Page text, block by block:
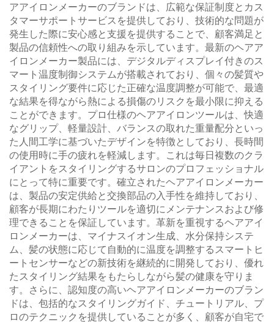
アアイロンメーカーのブランドは、広範な保証制度とカス
タマーサポートサービスを提供しており、技術的な問題が
発生した際に安心感と支援を提供することで、顧客満足と
製品の信頼性への取り組みを示しています。最新のヘアア
イロンメーカー製品には、デジタルディスプレイ付きのス
マート温度制御システムが搭載されており、個々の髪質や
スタイリング要件に応じた正確な温度調整が可能で、最適
な結果を得ながら熱による損傷のリスクを最小限に抑える
ことができます。プロ仕様のヘアアイロンツールは、快適
なグリップ、軽量設計、バランスの取れた重量配分といっ
た人間工学に基づいたデザインを特徴としており、長時間
の使用時に手の疲れを軽減します。これは毎日複数のクラ
イアントをスタイリングするサロンのプロフェッショナル
にとって特に重要です。確立されたヘアアイロンメーカー
は、製品の安定供給と交換部品の入手性を維持しており、
顧客が長期にわたりツールを適切にメンテナンスおよび修
理できることを保証しています。革新を重視するヘアアイ
ロンメーカーは、マイナスイオン生成、水分保持システ
ム、髪の状態に応じて自動的に温度を調整するスマートヒ
ートセンサーなどの新技術を継続的に開発しており、優れ
たスタイリング結果をもたらしながら髪の健康を守りま
す。さらに、認知度の高いヘアアイロンメーカーのブラン
ドは、包括的なスタイリングガイド、チュートリアル、プ
ロのテクニックを提供していることが多く、顧客が自宅で